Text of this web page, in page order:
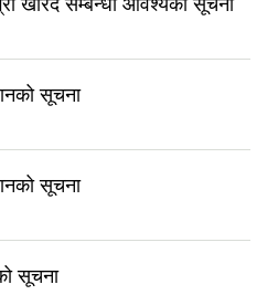
सूचना
सूचना
सूचना